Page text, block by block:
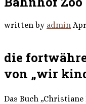
written by admin
die
von „wir
Das Buch